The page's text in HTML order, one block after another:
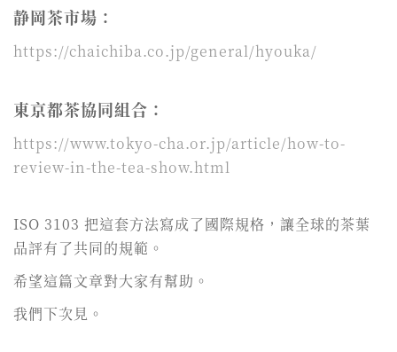
静岡茶市場：
https://chaichiba.co.jp/general/hyouka/
東京都茶協同組合：
https://www.tokyo-cha.or.jp/article/how-to-
review-in-the-tea-show.html
ISO 3103 把這套方法寫成了國際規格，讓全球的茶葉
品評有了共同的規範。
希望這篇文章對大家有幫助。
我們下次見。